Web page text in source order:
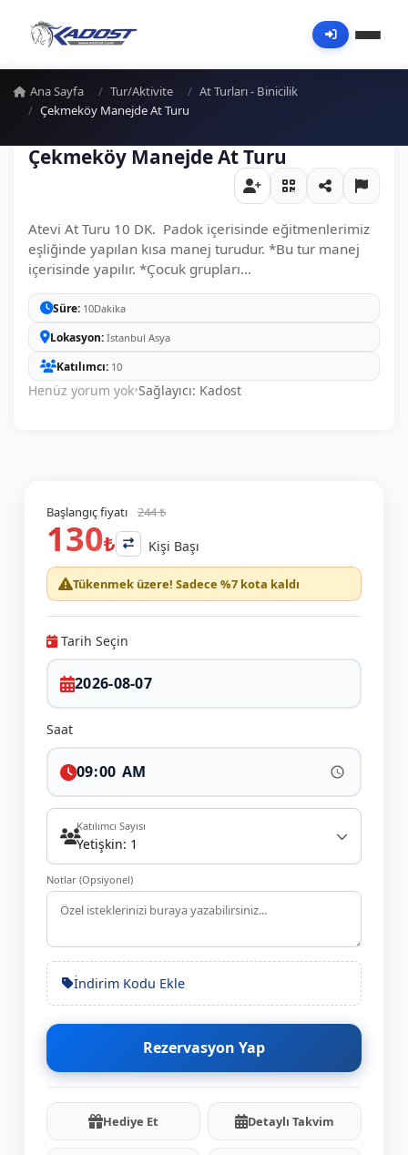
Ana Sayfa Tur/Aktivite
At Turları - Binicilik
Çekmeköy Manejde At Turu
Çekmeköy Manejde At Turu
Atevi At Turu 10 DK. Padok içerisinde eğitmenlerimiz
eşliğinde yapılan kısa manej turudur. *Bu tur manej
içerisinde yapılır. *Çocuk grupları...
Süre 10Dakika
Lokasyon İstanbul Asya
Katılımcı 10
Henüz yorum yok•Sağlayıcı: Kadost
Başlangıç fiyatı 244 ₺
130₺ Kişi Başı
Tükenmek üzere! Sadece %7 kota kaldı
Tarih Seçin
Saat
Katılımcı Sayısı
Yetişkin: 1
Notlar (Opsiyonel)
İndirim Kodu Ekle
Rezervasyon Yap
Hediye Et Detaylı Takvim